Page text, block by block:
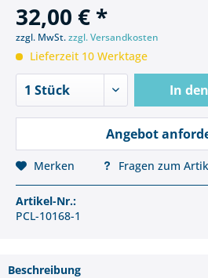
32,00 € *
zzgl. MwSt.zzgl. Versandkosten
Lieferzeit 10 Werktage
In den
Angebot
Merken Fragen zum
Artikel-Nr.:
PCL-10168-1
Beschreibung